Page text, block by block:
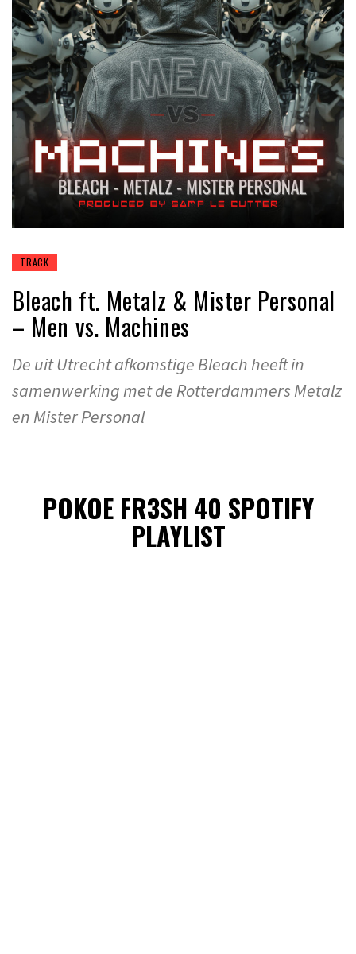
TRACK
Bleach ft. Metalz & Mister Personal
– Men vs. Machines
De uit Utrecht afkomstige Bleach heeft in
samenwerking met de Rotterdammers Metalz
en Mister Personal
POKOE FR3SH 40 SPOTIFY
PLAYLIST